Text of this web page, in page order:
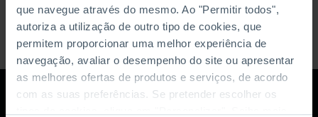
que navegue através do mesmo. Ao "Permitir todos",
autoriza a utilização de outro tipo de cookies, que
permitem proporcionar uma melhor experiência de
navegação, avaliar o desempenho do site ou apresentar
as melhores ofertas de produtos e serviços, de acordo
com as suas preferências. Se pretender escolher os